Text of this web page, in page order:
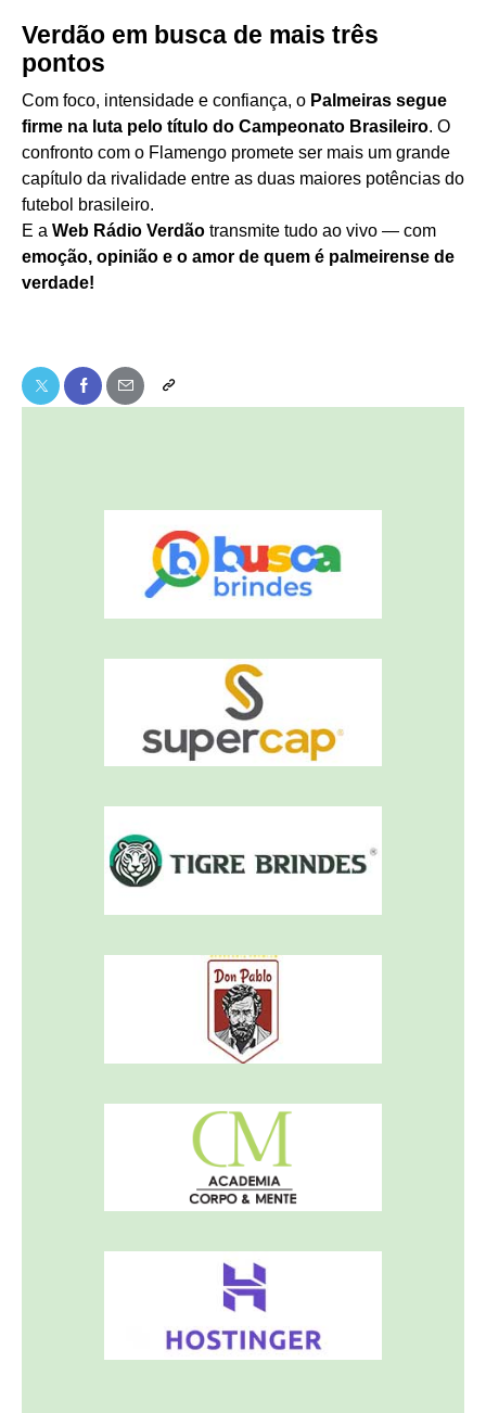
Verdão em busca de mais três
pontos
Com foco, intensidade e confiança, o Palmeiras segue
firme na luta pelo título do Campeonato Brasileiro. O
confronto com o Flamengo promete ser mais um grande
capítulo da rivalidade entre as duas maiores potências do
futebol brasileiro.
E a Web Rádio Verdão transmite tudo ao vivo — com
emoção, opinião e o amor de quem é palmeirense de
verdade!